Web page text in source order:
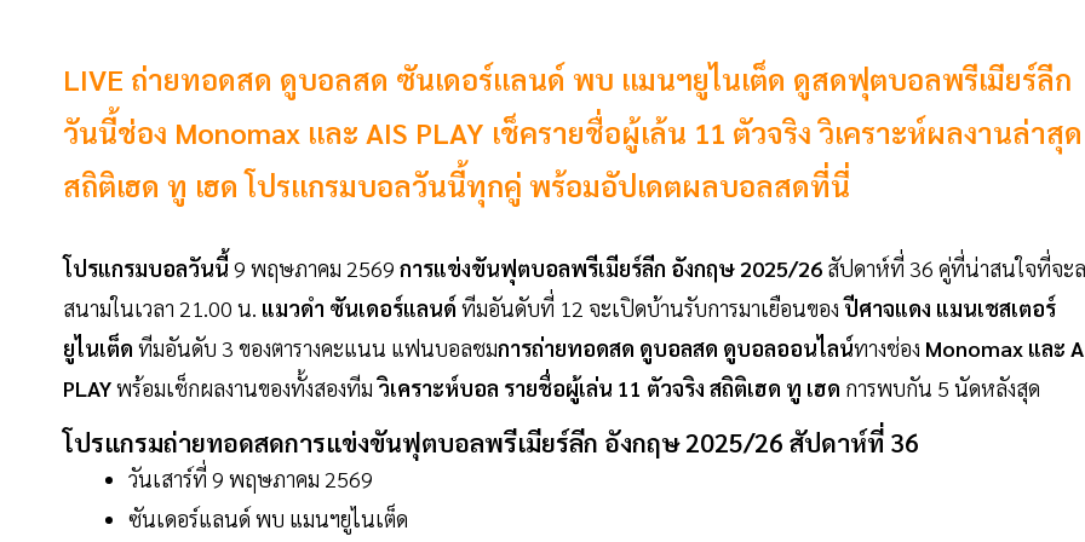
LIVE ถ่ายทอดสด ดูบอลสด ซันเดอร์แลนด์ พบ แมนฯยูไนเต็ด ดูสดฟุตบอลพรีเมียร์ลีก
วันนี้ช่อง Monomax และ AIS PLAY เช็ครายชื่อผู้เล้น 11 ตัวจริง วิเคราะห์ผลงานล่าสุด
สถิติเฮด ทู เฮด โปรแกรมบอลวันนี้ทุกคู่ พร้อมอัปเดตผลบอลสดที่นี่
โปรแกรมบอลวันนี้ 9 พฤษภาคม 2569 การแข่งขันฟุตบอลพรีเมียร์ลีก อังกฤษ 2025/26 สัปดาห์ที่ 36 คู่ที่น่าสนใจที่จะ
สนามในเวลา 21.00 น. แมวดำ ซันเดอร์แลนด์ ทีมอันดับที่ 12 จะเปิดบ้านรับการมาเยือนของปีศาจแดง แมนเชสเตอร์
ยูไนเต็ด ทีมอันดับ 3 ของตารางคะแนน แฟนบอลชมการถ่ายทอดสด ดูบอลสด ดูบอลออนไลน์ทางช่อง Monomax และ
PLAYพร้อมเช็กผลงานของทั้งสองทีมวิเคราะห์บอล รายชื่อผู้เล่น 11 ตัวจริง สถิติเฮด ทู เฮด การพบกัน 5 นัดหลังสุด
โปรแกรมถ่ายทอดสดการแข่งขันฟุตบอลพรีเมียร์ลีก อังกฤษ 2025/26 สัปดาห์ที่ 36
วันเสาร์ที่ 9 พฤษภาคม 2569
ซันเดอร์แลนด์ พบ แมนฯยูไนเต็ด